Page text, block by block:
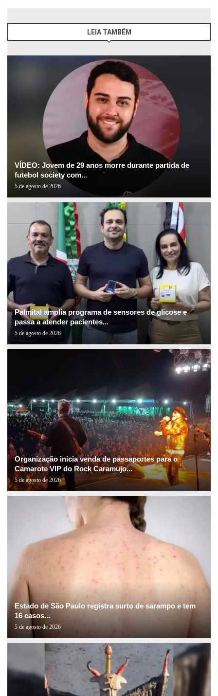
LEIA TAMBÉM
VÍDEO: Jovem de 29 anos morre durante partida de
futebol society com...
5 de agosto de 2026
Palmital amplia programa de sensores de glicose e
passa a atender pacientes...
5 de agosto de 2026
Organização inicia venda de passaportes para o
Camarote VIP do Rock Caramujo...
5 de agosto de 2026
Estado de São Paulo registra surto de sarampo e tem
16 casos...
5 de agosto de 2026